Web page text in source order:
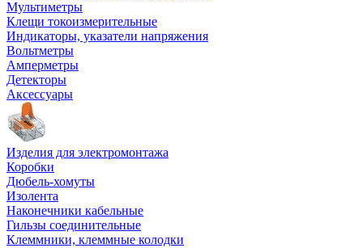
Мультиметры
Клещи токоизмерительные
Индикаторы, указатели напряжения
Вольтметры
Амперметры
Детекторы
Аксессуары
Изделия для электромонтажа
Коробки
Дюбель-хомуты
Изолента
Наконечники кабельные
Гильзы соединительные
Клеммники, клеммные колодки